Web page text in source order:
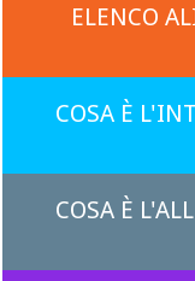
ELENCO
COSA È
COSA È